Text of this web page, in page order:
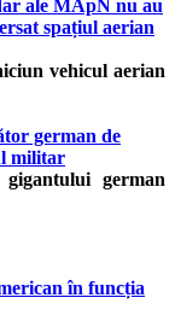
ale MApN nu au
spațiul aerian
vehicul aerian
german de
militar
german
în funcția